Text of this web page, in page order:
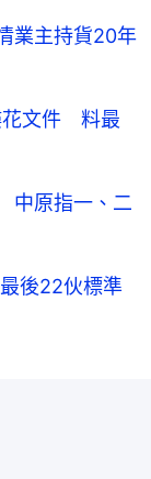
業主持貨20年
花文件 料最
中原指一、二
後22伙標準